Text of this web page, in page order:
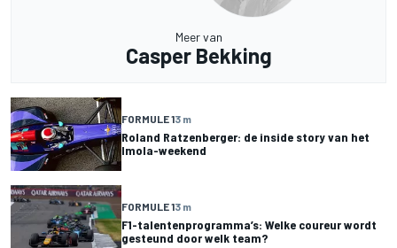
Meer van
Casper Bekking
FORMULE 13 m
Roland Ratzenberger: de inside story van het
Imola-weekend
FORMULE 13 m
F1-talentenprogramma’s: Welke coureur wordt
gesteund door welk team?